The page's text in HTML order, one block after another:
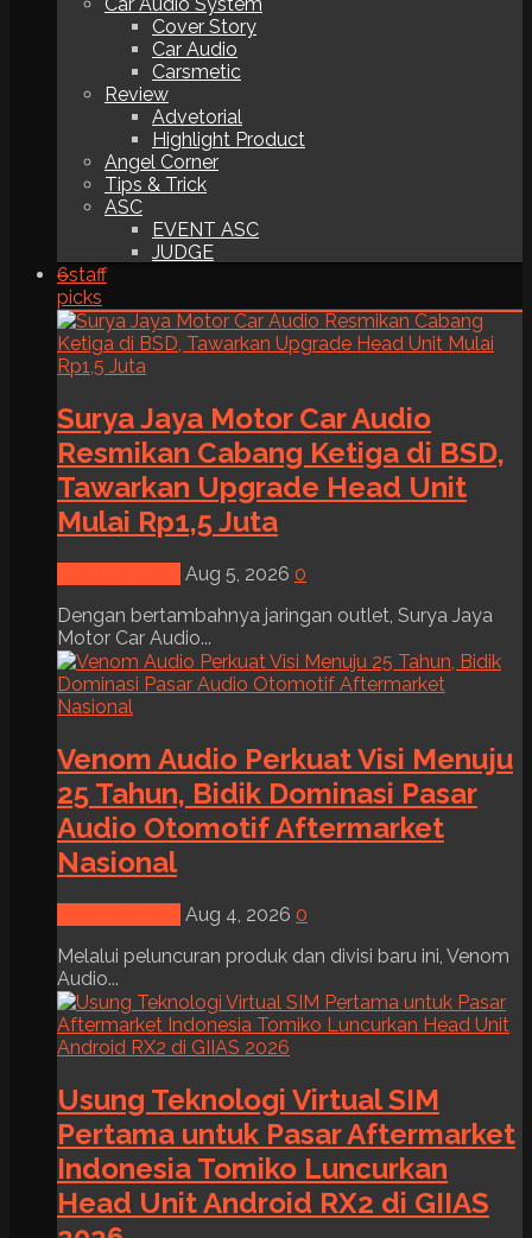
Cover Story
Car Audio
Carsmetic
Review
Advetorial
Highlight Product
Angel Corner
Tips & Trick
ASC
EVENT ASC
JUDGE
6staff
picks
Surya Jaya Motor Car Audio
Resmikan Cabang Ketiga di BSD,
Tawarkan Upgrade Head Unit
Mulai Rp1,5 Juta
Aug 5, 2026 0
Dengan bertambahnya jaringan outlet, Surya Jaya
Motor Car Audio...
Venom Audio Perkuat Visi Menuju
25 Tahun, Bidik Dominasi Pasar
Audio Otomotif Aftermarket
Nasional
Aug 4, 2026 0
Melalui peluncuran produk dan divisi baru ini, Venom
Audio...
Usung Teknologi Virtual SIM
Pertama untuk Pasar Aftermarket
Indonesia Tomiko Luncurkan
Head Unit Android RX2 di GIIAS